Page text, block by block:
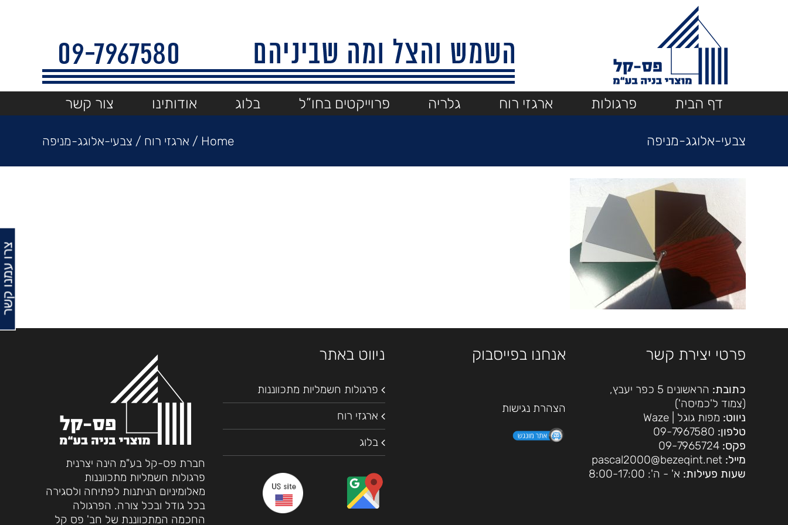
דף הבית פרגולות ארגזי רוח גלריה פרוייקטים בחו”ל בלוג אודותינו צור קשר
צבעי-אלוגג-מניפה Home
/ ארגזי רוח / צבעי-אלוגג-מניפה
פרטי יצירת קשר
כתובת:
הראשונים 5 כפר יעבץ,
(צמוד ל'כמיסה')
ניווט: מפות גוגל
Waze
טלפון: 09-7967580
פקס:
מייל: pascal2000@bezeqint.net
שעות פעילות: א' - ה': 8:00-17:00
אנחנו בפייסבוק
הצהרת נגישות
ניווט באתר
פרגולות חשמליות מתכווננות
ארגזי רוח
בלוג
חברת פס-קל בע"מ הינה יצרנית
פרגולות חשמליות מתכווננות
מאלומיניום הניתנות לפתיחה ולסגירה
בכל גודל ובכל צורה. הפרגולה
החכמה המתכווננת של חב' פס קל
צרו